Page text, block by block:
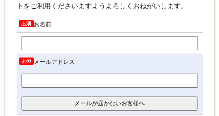
トをご利用くださいますようよろしくおねがいします。
お名前
メールアドレス